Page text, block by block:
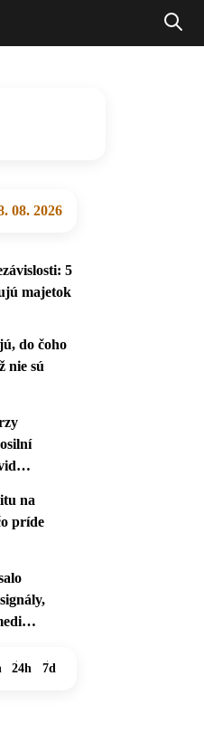
08. 2026
5
majetok
do čoho
nie sú
na
príde
24h 7d